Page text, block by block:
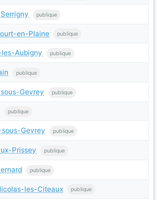
publique
en-Plaine publique
les-Aubigny publique
publique
Gevrey publique
publique
sous-Gevrey publique
Prissey publique
publique
les-Citeaux publique